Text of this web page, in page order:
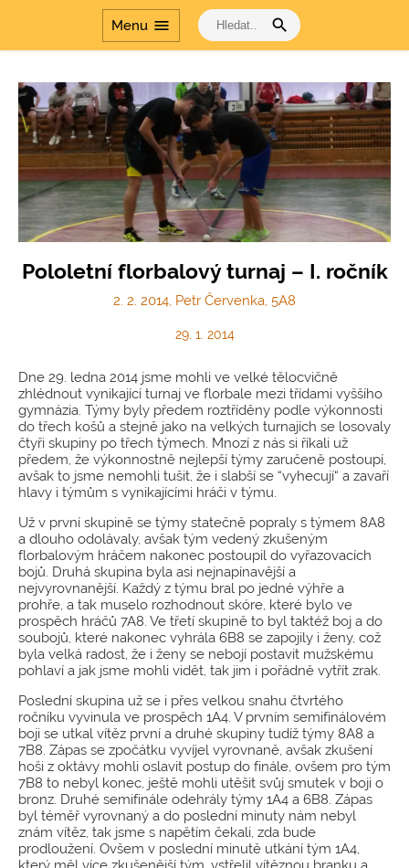
Menu menu search
Pololetní florbalový turnaj – I. ročník
2. 2. 2014, Petr Červenka, 5A8
29. 1. 2014
Dne 29. ledna 2014 jsme mohli ve velké tělocvičně
zhlédnout vynikající turnaj ve florbale mezi třídami vyššího
gymnázia. Týmy byly předem roztříděny podle výkonnosti
do třech košů a stejně jako na velkých turnajích se losovaly
čtyři skupiny po třech týmech. Mnozí z nás si říkali už
předem, že výkonnostně nejlepší týmy zaručeně postoupí,
avšak to jsme nemohli tušit, že i slabší se “vyhecují“ a zavaří
hlavy i týmům s vynikajícími hráči v týmu.
Už v první skupině se týmy statečně popraly s týmem 8A8
a dlouho odolávaly, avšak tým vedený zkušeným
florbalovým hráčem nakonec postoupil do vyřazovacích
bojů. Druhá skupina byla asi nejnapínavější a
nejvyrovnanější. Každý z týmu bral po jedné výhře a
prohře, a tak muselo rozhodnout skóre, které bylo ve
prospěch hráčů 7A8. Ve třetí skupině to byl taktéž boj a do
soubojů, které nakonec vyhrála 6B8 se zapojily i ženy, což
byla velká radost, že i ženy se nebojí postavit mužskému
pohlaví a jak jsme mohli vidět, tak jim i pořádně vytřít zrak.
Poslední skupina už se i přes velkou snahu čtvrtého
ročníku vyvinula ve prospěch 1A4. V prvním semifinálovém
boji se utkal vítěz první a druhé skupiny tudíž týmy 8A8 a
7B8. Zápas se zpočátku vyvíjel vyrovnaně, avšak zkušení
hoši z oktávy mohli oslavit postup do finále, ovšem pro tým
7B8 to nebyl konec, ještě mohli utěšit svůj smutek v boji o
bronz. Druhé semifinále odehrály týmy 1A4 a 6B8. Zápas
byl téměř vyrovnaný a do poslední minuty nám nebyl
znám vítěz, tak jsme s napětím čekali, zda bude
prodloužení. Ovšem v poslední minutě utkání tým 1A4,